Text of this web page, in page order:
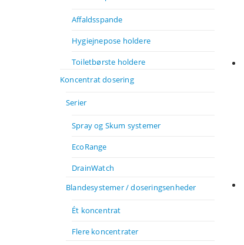
Affaldsspande
Hygiejnepose holdere
Toiletbørste holdere
Koncentrat dosering
Serier
Spray og Skum systemer
EcoRange
DrainWatch
Blandesystemer / doseringsenheder
Ét koncentrat
Flere koncentrater